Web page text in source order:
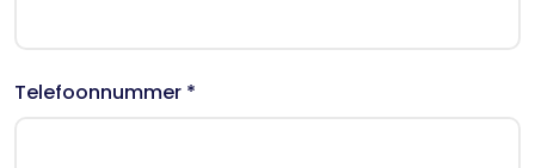
Telefoonnummer *